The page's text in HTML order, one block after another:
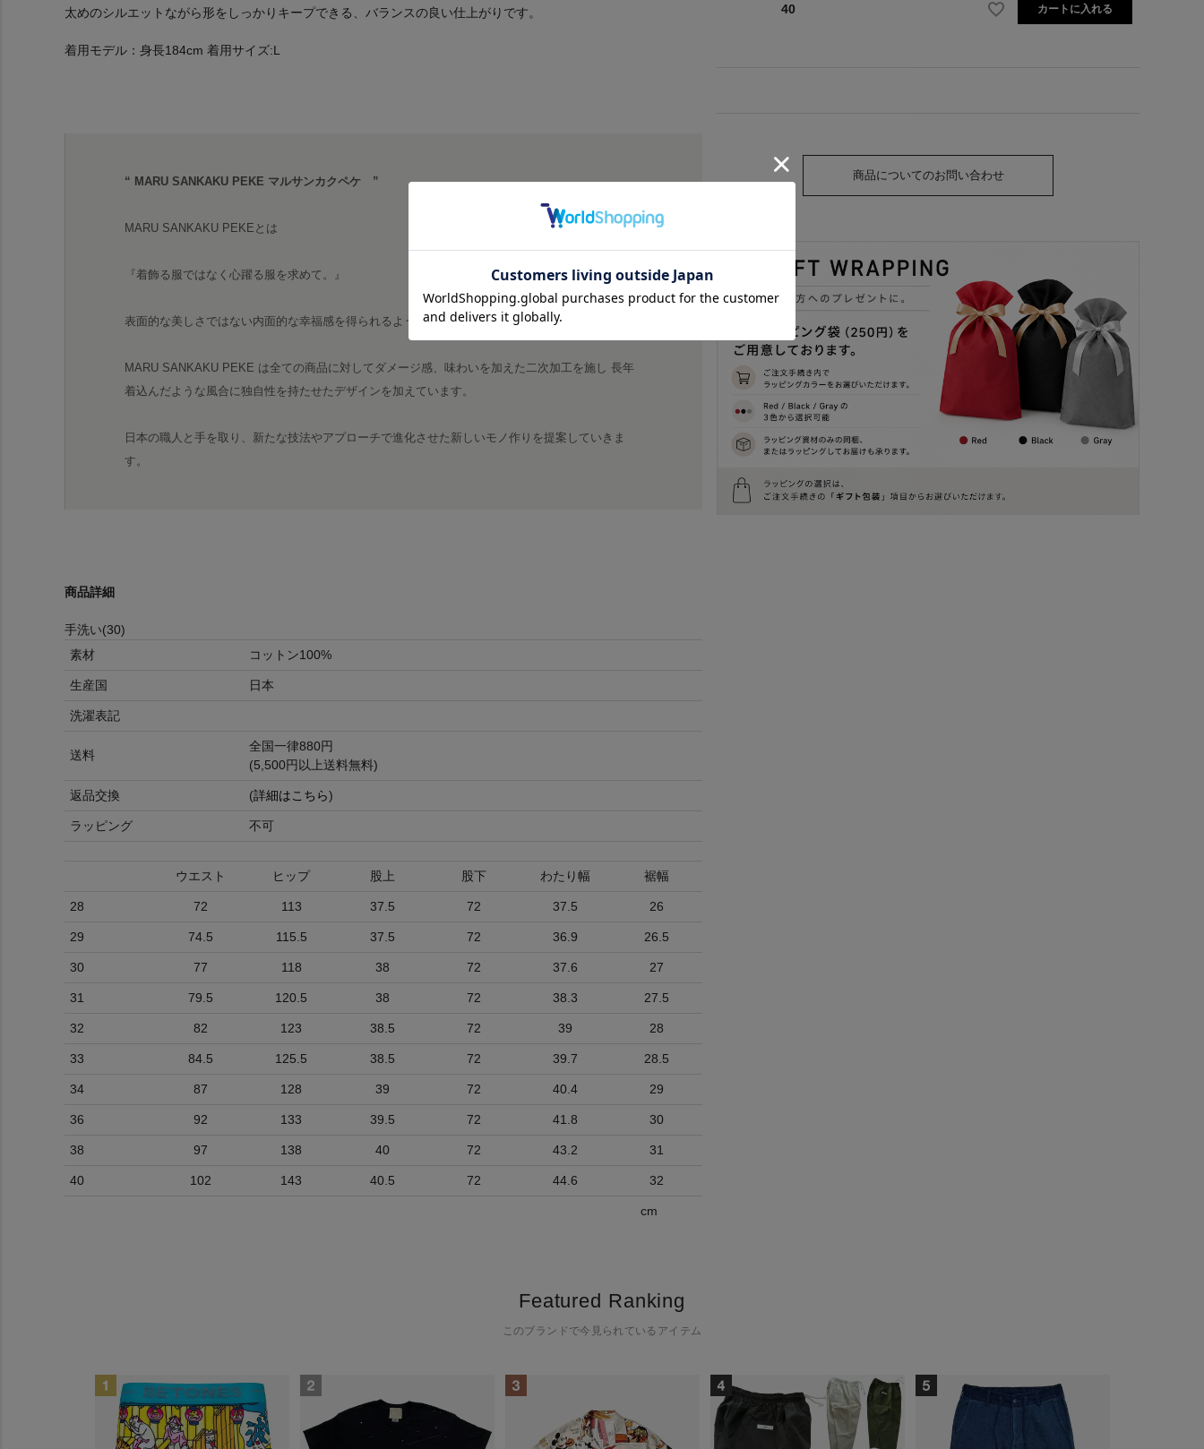
太めのシルエットながら形をしっかりキープできる、バランスの良い仕上がりです。
着用モデル：身長184cm 着用サイズ:L
“ MARU SANKAKU PEKE マルサンカクペケ ”
MARU SANKAKU PEKEとは
『着飾る服ではなく心躍る服を求めて。』
表面的な美しさではない内面的な幸福感を得られるような服作りを目指します。
MARU SANKAKU PEKE は全ての商品に対してダメージ感、味わいを加えた二次加工を施し 長年
着込んだような風合に独自性を持たせたデザインを加えています。
日本の職人と手を取り、新たな技法やアプローチで進化させた新しいモノ作りを提案していきま
す。
商品詳細
手洗い(30)
素材
コットン100%
生産国 日本
洗濯表記
送料
全国一律880円
(5,500円以上送料無料)
返品交換 (詳細はこちら)
ラッピング 不可
ウエスト ヒップ 股上 股下 わたり幅 裾幅
28 72 113 37.5 72 37.5 26
29 74.5 115.5 37.5 72 36.9 26.5
30 77 118 38 72 37.6 27
31 79.5 120.5 38 72 38.3 27.5
32 82 123 38.5 72 39 28
33 84.5 125.5 38.5 72 39.7 28.5
34 87 128 39 72 40.4 29
36 92 133 39.5 72 41.8 30
38 97 138 40 72 43.2 31
40 102 143 40.5 72 44.6 32
cm
40 カートに入れる
商品についてのお問い合わせ
Featured Ranking
このブランドで今見られているアイテム